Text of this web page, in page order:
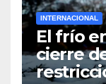
INTERNACIONAL
El frío
cierre